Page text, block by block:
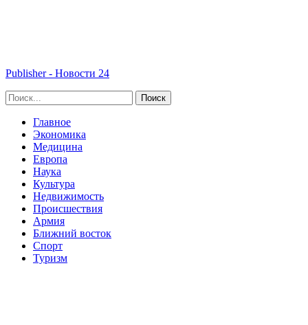
Publisher - Новости 24
Главное
Экономика
Медицина
Европа
Наука
Культура
Недвижимость
Происшествия
Армия
Ближний восток
Спорт
Туризм